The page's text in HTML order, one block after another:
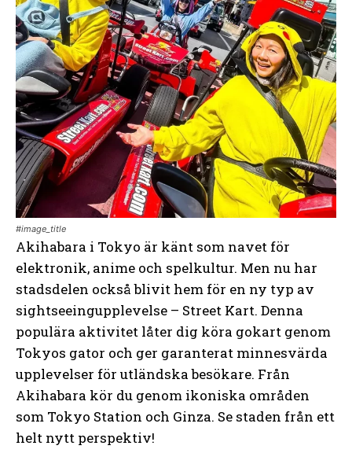
#image_title
Akihabara i Tokyo är känt som navet för
elektronik, anime och spelkultur. Men nu har
stadsdelen också blivit hem för en ny typ av
sightseeingupplevelse – Street Kart. Denna
populära aktivitet låter dig köra gokart genom
Tokyos gator och ger garanterat minnesvärda
upplevelser för utländska besökare. Från
Akihabara kör du genom ikoniska områden
som Tokyo Station och Ginza. Se staden från ett
helt nytt perspektiv!